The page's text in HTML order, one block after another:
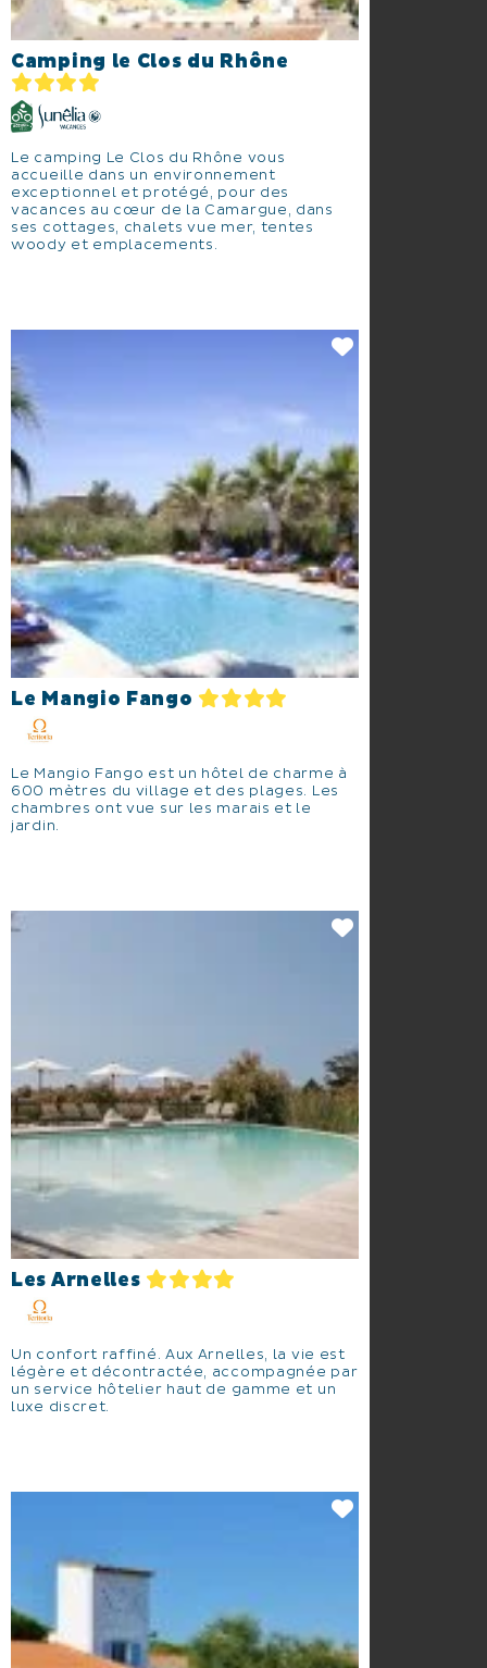
Camping le Clos du Rhône
Le camping Le Clos du Rhône vous
accueille dans un environnement
exceptionnel et protégé, pour des
vacances au cœur de la Camargue, dans
ses cottages, chalets vue mer, tentes
woody et emplacements.
Le Mangio Fango
Le Mangio Fango est un hôtel de charme à
600 mètres du village et des plages. Les
chambres ont vue sur les marais et le
jardin.
Les Arnelles
Un confort raffiné. Aux Arnelles, la vie est
légère et décontractée, accompagnée par
un service hôtelier haut de gamme et un
luxe discret.